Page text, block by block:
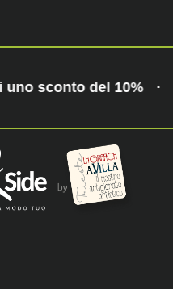
sconto del 10% ·